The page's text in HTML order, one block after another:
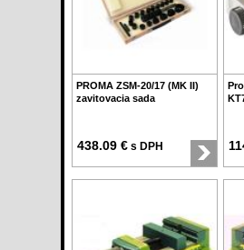
PROMA ZSM-20/17 (MK II)
zavitovacia sada
438.09 € s DPH